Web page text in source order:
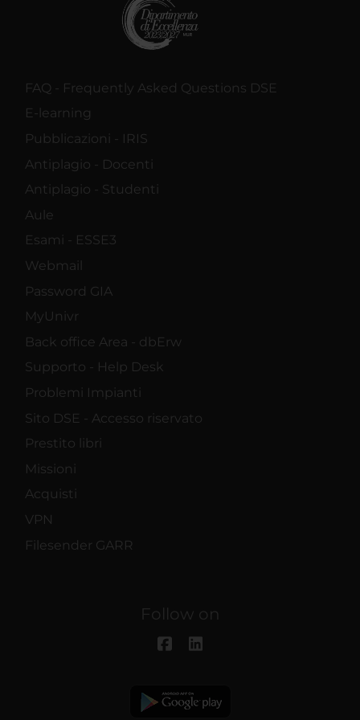
FAQ - Frequently Asked Questions DSE
E-learning
Pubblicazioni - IRIS
Antiplagio - Docenti
Antiplagio - Studenti
Aule
Esami - ESSE3
Webmail
Password GIA
MyUnivr
Back office Area - dbErw
Supporto - Help Desk
Problemi Impianti
Sito DSE - Accesso riservato
Prestito libri
Missioni
Acquisti
VPN
Filesender GARR
Follow on